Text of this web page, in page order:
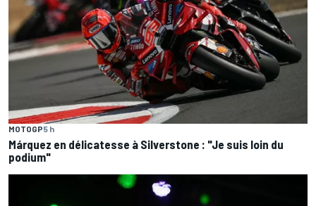
MOTOGP5 h
Márquez en délicatesse à Silverstone : "Je suis loin du
podium"